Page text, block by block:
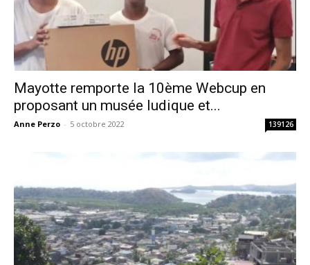
Mayotte remporte la 10ème Webcup en
proposant un musée ludique et...
Anne Perzo - 5 octobre 2022 139126